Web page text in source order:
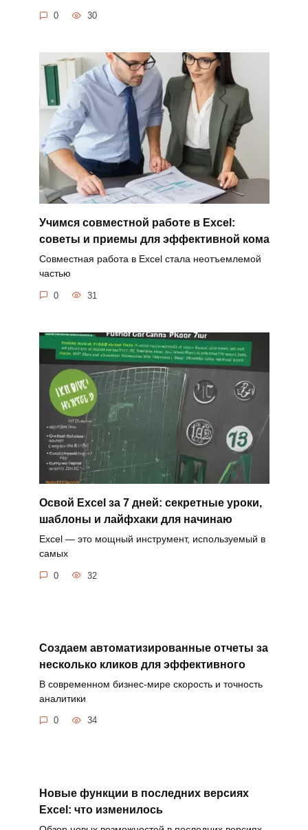
0 30
Учимся совместной работе в Excel:
советы и приемы для эффективной кома
Совместная работа в Excel стала неотъемлемой
частью
0 31
Освой Excel за 7 дней: секретные уроки,
шаблоны и лайфхаки для начинаю
Excel — это мощный инструмент, используемый в
самых
0 32
Создаем автоматизированные отчеты за
несколько кликов для эффективного
В современном бизнес-мире скорость и точность
аналитики
0 34
Новые функции в последних версиях
Excel: что изменилось